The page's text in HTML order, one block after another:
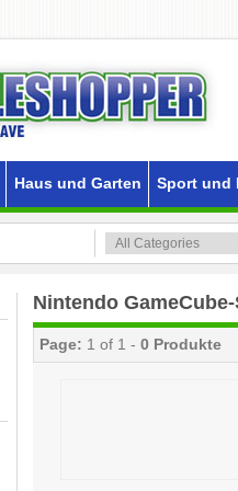
Haus und Garten Sport und
Nintendo
Page: 1 of 1 - 0 Produkte